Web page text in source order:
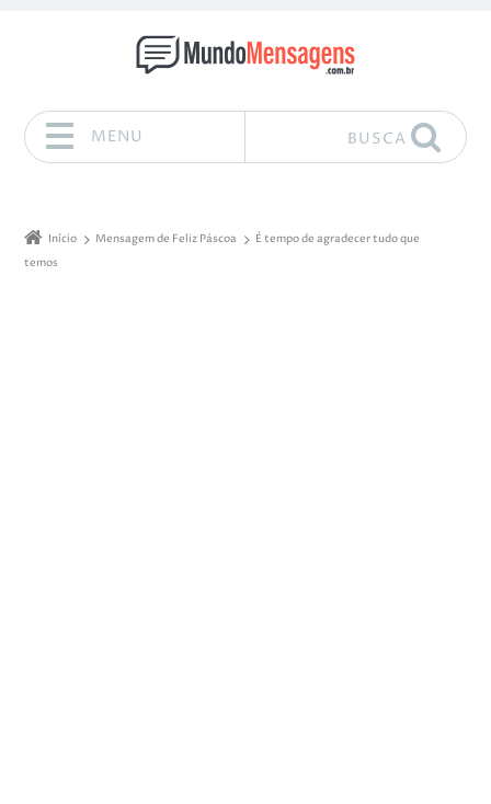
MENU BUSCA
Início Mensagem de Feliz Páscoa
É tempo de agradecer tudo que
temos